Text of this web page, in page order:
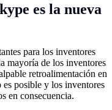
es la nueva
para los inventores
mayoría de los inventores
retroalimentación en
posible y los inventores
en consecuencia.